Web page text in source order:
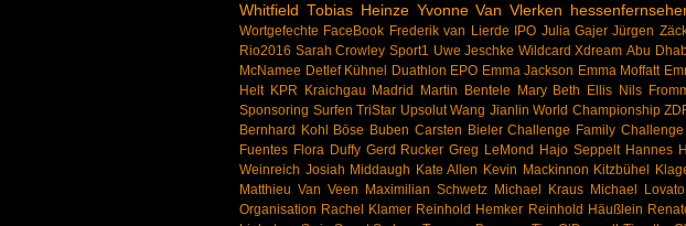
Whitfield Tobias Heinze Yvonne Van Vlerken
Wortgefechte FaceBook Frederik van Lierde IPO Julia Gajer Jürgen
Rio2016 Sarah Crowley Sport1 Uwe Jeschke Wildcard Xdream Abu
McNamee Detlef Kühnel Duathlon EPO Emma Jackson Emma Moffatt
Helt KPR Kraichgau Madrid Martin Bentele Mary Beth Ellis Nils
Sponsoring Surfen TriStar Upsolut Wang Jianlin World Championship
Bernhard Kohl Böse Buben Carsten Bieler Challenge Family Challenge
Fuentes Flora Duffy Gerd Rucker Greg LeMond Hajo Seppelt Hannes
Weinreich Josiah Middaugh Kate Allen Kevin Mackinnon Kitzbühel
Matthieu Van Veen Maximilian Schwetz Michael Kraus Michael Lovato
Organisation Rachel Klamer Reinhold Hemker Reinhold Häußlein